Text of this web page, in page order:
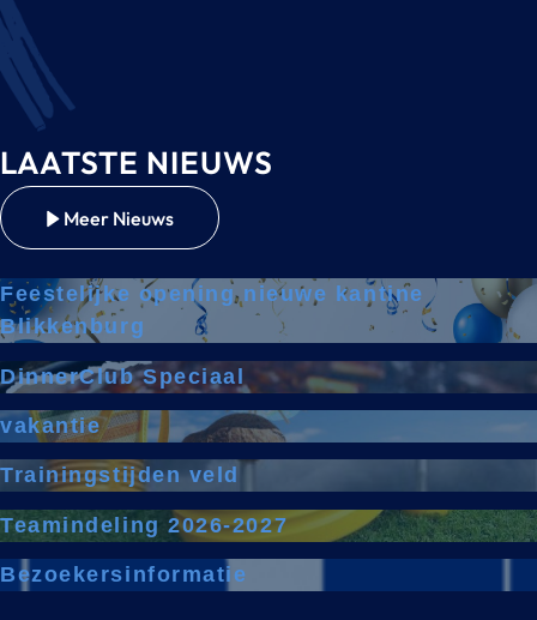
LAATSTE NIEUWS
Meer Nieuws
Feestelijke opening nieuwe kantine
Blikkenburg
DinnerClub Speciaal
vakantie
Trainingstijden veld
Teamindeling 2026-2027
Bezoekersinformatie